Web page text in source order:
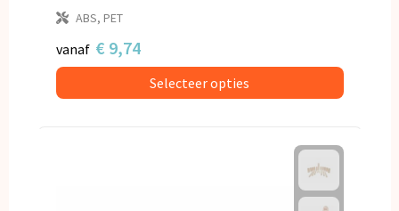
ABS, PET
vanaf € 9,74
Selecteer opties